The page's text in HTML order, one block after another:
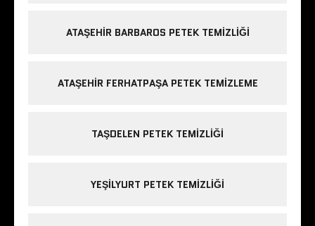
ATAŞEHIR BARBAROS PETEK TEMIZLIĞI
ATAŞEHIR FERHATPAŞA PETEK TEMIZLEME
TAŞDELEN PETEK TEMIZLIĞI
YEŞILYURT PETEK TEMIZLIĞI